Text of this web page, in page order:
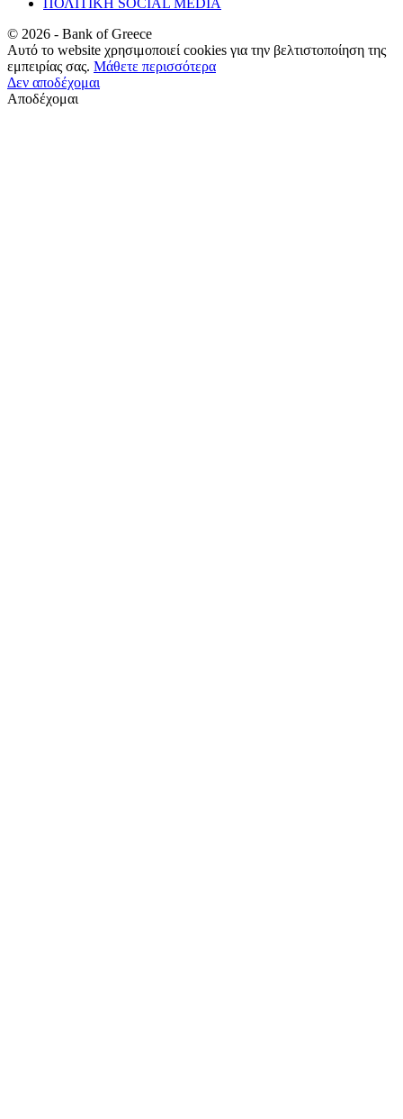
© 2026 - Bank of Greece
Αυτό το website χρησιμοποιεί cookies για την βελτιστοποίηση της
εμπειρίας σας. Μάθετε περισσότερα
Δεν αποδέχομαι
Αποδέχομαι